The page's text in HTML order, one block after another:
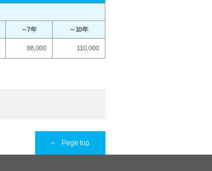
～7年 ～10年
88,000 110,000
Pege top